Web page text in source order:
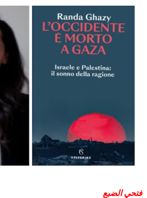
فتحي الضبع